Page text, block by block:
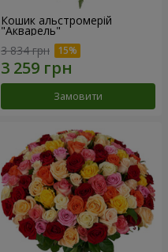
Кошик альстромерій
"Акварель"
3 834 грн
Замовити